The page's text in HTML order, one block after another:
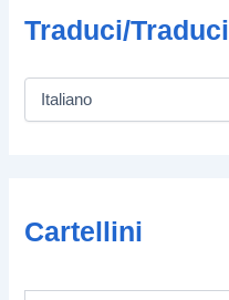
Traduci/Traduci
Cartellini